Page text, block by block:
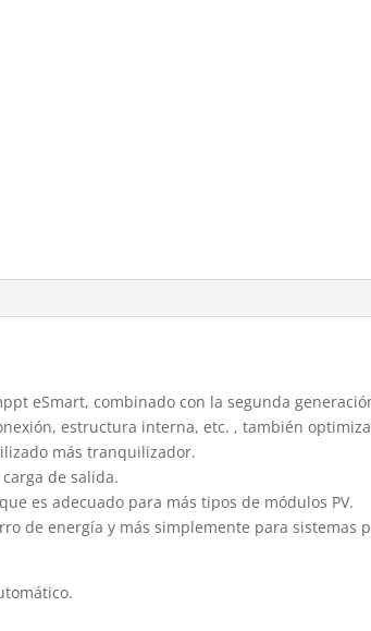
eSmart, combinado con la segunda
estructura interna, etc. , también
más tranquilizador.
de salida.
es adecuado para más tipos de módulos PV.
de energía y más simplemente para sistemas